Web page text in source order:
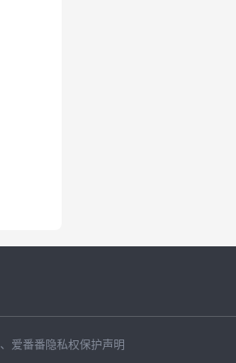
、 爱番番隐私权保护声明